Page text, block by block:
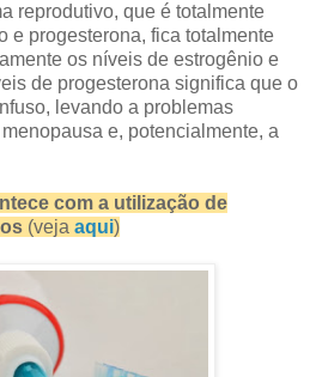
reprodutivo, que é totalmente
e progesterona, fica totalmente
os níveis de estrogênio e
de progesterona significa que o
levando a problemas
e, potencialmente, a
com a utilização de
(veja aqui)